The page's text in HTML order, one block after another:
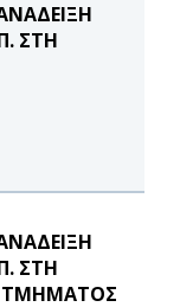
ΣΤΗ
ΣΤΗ
ΤΜΗΜΑΤΟΣ